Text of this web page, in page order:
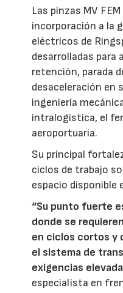
Las pinzas MV
incorporación a la
eléctricos de
desarrolladas para
retención, parada
desaceleración en
ingeniería
intralogística, el
aeroportuaria.
Su principal
ciclos de trabajo
espacio disponible
“Su punto fuerte
donde se
en ciclos cortos y
el sistema de
exigencias
especialista en